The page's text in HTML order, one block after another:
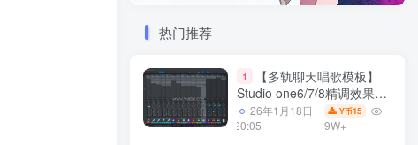
热门推荐
1
【多轨聊天唱歌模板】
Studio one6/7/8精调效果包
多种效果模式 声卡调试好直
播预设模板
26年1月18日
20:05
Y币15
9W+